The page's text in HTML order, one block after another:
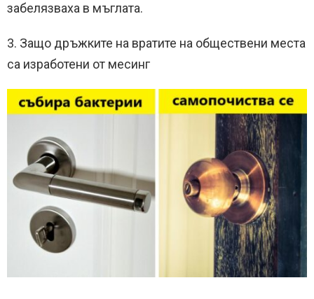
забелязваха в мъглата.
3. Защо дръжките на вратите на обществени места
са изработени от месинг